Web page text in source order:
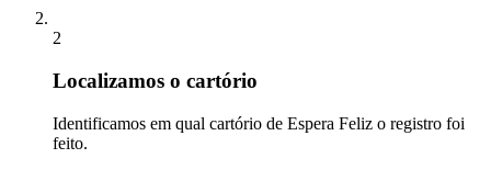
2
Localizamos o cartório
Identificamos em qual cartório de Espera Feliz o registro foi
feito.